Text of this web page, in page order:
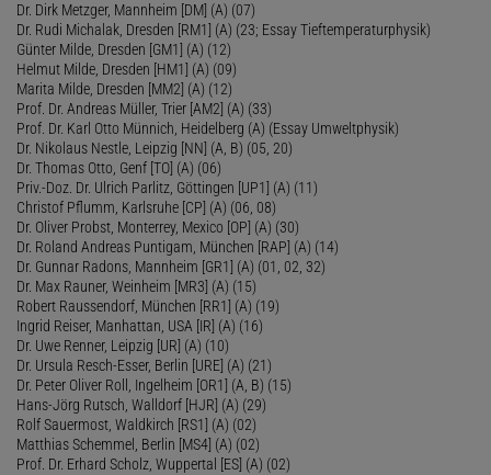
Dr. Dirk Metzger, Mannheim [DM] (A) (07)
Dr. Rudi Michalak, Dresden [RM1] (A) (23; Essay Tieftemperaturphysik)
Günter Milde, Dresden [GM1] (A) (12)
Helmut Milde, Dresden [HM1] (A) (09)
Marita Milde, Dresden [MM2] (A) (12)
Prof. Dr. Andreas Müller, Trier [AM2] (A) (33)
Prof. Dr. Karl Otto Münnich, Heidelberg (A) (Essay Umweltphysik)
Dr. Nikolaus Nestle, Leipzig [NN] (A, B) (05, 20)
Dr. Thomas Otto, Genf [TO] (A) (06)
Priv.-Doz. Dr. Ulrich Parlitz, Göttingen [UP1] (A) (11)
Christof Pflumm, Karlsruhe [CP] (A) (06, 08)
Dr. Oliver Probst, Monterrey, Mexico [OP] (A) (30)
Dr. Roland Andreas Puntigam, München [RAP] (A) (14)
Dr. Gunnar Radons, Mannheim [GR1] (A) (01, 02, 32)
Dr. Max Rauner, Weinheim [MR3] (A) (15)
Robert Raussendorf, München [RR1] (A) (19)
Ingrid Reiser, Manhattan, USA [IR] (A) (16)
Dr. Uwe Renner, Leipzig [UR] (A) (10)
Dr. Ursula Resch-Esser, Berlin [URE] (A) (21)
Dr. Peter Oliver Roll, Ingelheim [OR1] (A, B) (15)
Hans-Jörg Rutsch, Walldorf [HJR] (A) (29)
Rolf Sauermost, Waldkirch [RS1] (A) (02)
Matthias Schemmel, Berlin [MS4] (A) (02)
Prof. Dr. Erhard Scholz, Wuppertal [ES] (A) (02)